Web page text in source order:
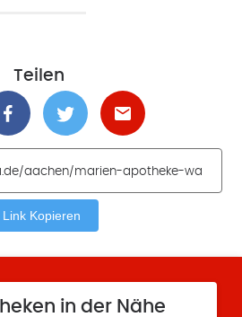
Teilen
Link Kopieren
in der Nähe